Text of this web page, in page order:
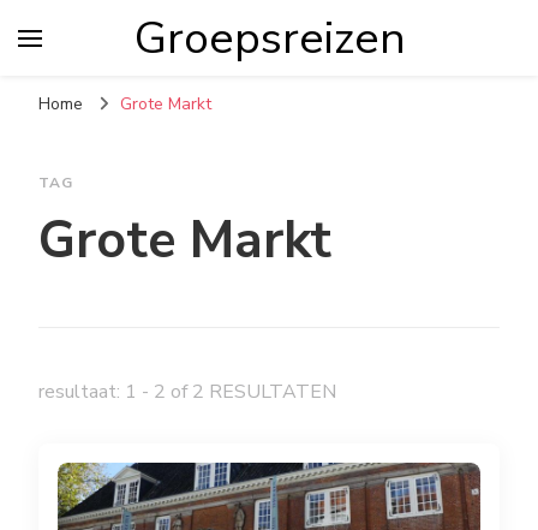
Groepsreizen
Home Grote Markt
TAG
Grote Markt
resultaat: 1 - 2 of 2 RESULTATEN